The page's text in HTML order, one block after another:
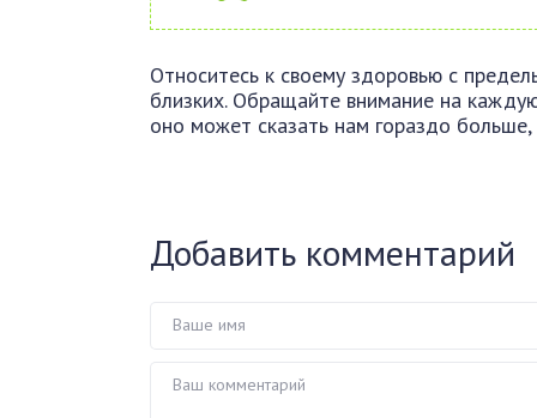
Относитесь к своему здоровью с
близких. Обращайте внимание на
оно может сказать нам гораздо
Добавить комментарий